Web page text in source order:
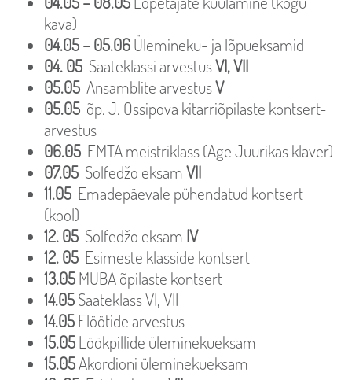
kava)
04.05 – 05.06Ülemineku- ja lõpueksamid
04. 05 Saateklassi arvestusVI, VII
05.05 Ansamblite arvestusV
05.05 õp. J. Ossipova kitarriõpilaste kontsert-
arvestus
06.05 EMTA meistriklass (Age Juurikas klaver)
07.05 Solfedžo eksamVII
11.05 Emadepäevale pühendatud kontsert
(kool)
12. 05 Solfedžo eksam IV
12. 05 Esimeste klasside kontsert
13.05MUBA õpilaste kontsert
14.05Saateklass VI, VII
14.05Flöötide arvestus
15.05Löökpillide üleminekueksam
15.05Akordioni üleminekueksam